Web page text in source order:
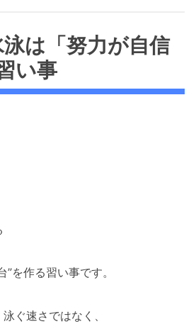
は「努力が自信
い事
を作る習い事です。
ぐ速さではなく、